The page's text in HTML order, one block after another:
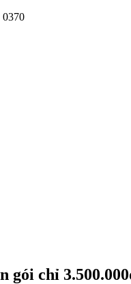
gói chỉ